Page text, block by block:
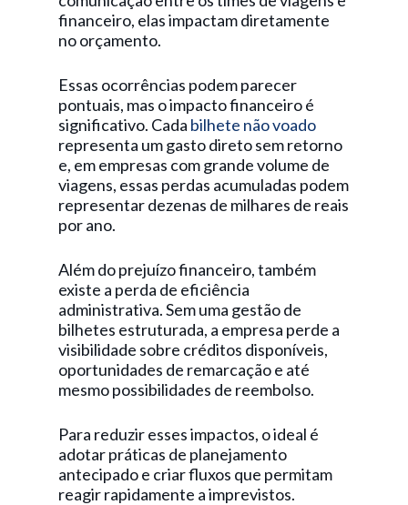
financeiro, elas impactam diretamente
no orçamento.
Essas ocorrências podem parecer
pontuais, mas o impacto financeiro é
significativo. Cada bilhete não voado
representa um gasto direto sem retorno
e, em empresas com grande volume de
viagens, essas perdas acumuladas podem
representar dezenas de milhares de reais
por ano.
Além do prejuízo financeiro, também
existe a perda de eficiência
administrativa. Sem uma gestão de
bilhetes estruturada, a empresa perde a
visibilidade sobre créditos disponíveis,
oportunidades de remarcação e até
mesmo possibilidades de reembolso.
Para reduzir esses impactos, o ideal é
adotar práticas de planejamento
antecipado e criar fluxos que permitam
reagir rapidamente a imprevistos.